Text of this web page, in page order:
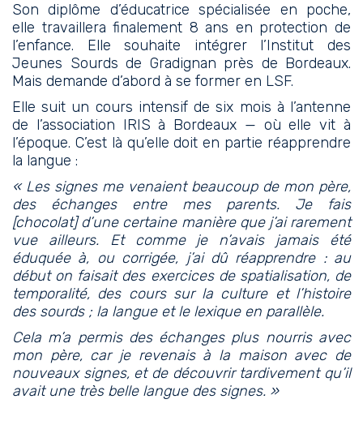
Son diplôme d’éducatrice spécialisée en poche,
elle travaillera finalement 8 ans en protection de
l’enfance. Elle souhaite intégrer l’Institut des
Jeunes Sourds de Gradignan près de Bordeaux.
Mais demande d’abord à se former en LSF.
Elle suit un cours intensif de six mois à l’antenne
de l’association IRIS à Bordeaux — où elle vit à
l’époque. C’est là qu’elle doit en partie réapprendre
la langue :
« Les signes me venaient beaucoup de mon père,
des échanges entre mes parents. Je fais
[chocolat] d’une certaine manière que j’ai rarement
vue ailleurs. Et comme je n’avais jamais été
éduquée à, ou corrigée, j’ai dû réapprendre : au
début on faisait des exercices de spatialisation, de
temporalité, des cours sur la culture et l’histoire
des sourds ; la langue et le lexique en parallèle.
Cela m’a permis des échanges plus nourris avec
mon père, car je revenais à la maison avec de
nouveaux signes, et de découvrir tardivement qu’il
avait une très belle langue des signes. »